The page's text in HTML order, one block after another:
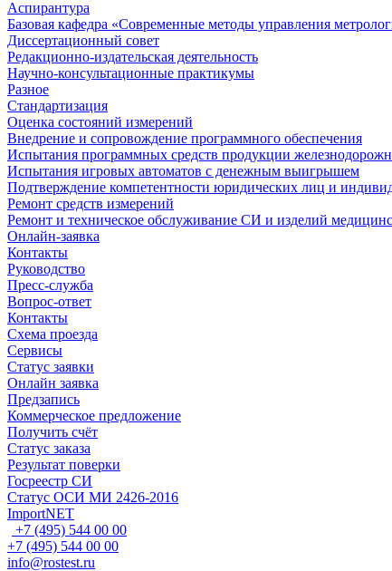
Аспирантура
Базовая кафедра «Современные методы управления
Диссертационный совет
Редакционно-издательская деятельность
Научно-консультационные практикумы
Разное
Стандартизация
Оценка состояний измерений
Внедрение и сопровождение программного обеспечения
Испытания программных средств продукции
Испытания игровых автоматов с денежным выигрышем
Подтверждение компетентности юридических лиц и
Ремонт средств измерений
Ремонт и техническое обслуживание СИ и изделий
Онлайн-заявка
Контакты
Руководство
Пресс-служба
Вопрос-ответ
Контакты
Схема проезда
Сервисы
Статус заявки
Онлайн заявка
Предзапись
Коммерческое предложение
Получить счёт
Статус заказа
Результат поверки
Госреестр СИ
Статус ОСИ МИ 2426-2016
ImportNET
+7 (495) 544 00 00
+7 (495) 544 00 00
info@rostest.ru